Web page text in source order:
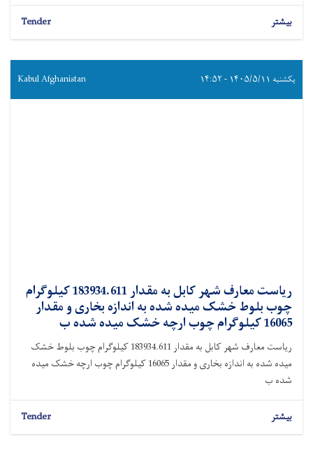
بیشتر Tender
یکشنبه ۱۴۰۵/۵/۱۱ - ۱۴:۵۲ Kabul Afghanistan
ریاست معارف شهر کابل به مقدار 183934.611 کیلوگرام
چوب بلوط خشک میده شده به اندازه بخاری و مقدار
16065 کیلوگرام چوب ارچه خشک میده شده ب
ریاست معارف شهر کابل به مقدار 183934.611 کیلوگرام چوب بلوط خشک
میده شده به اندازه بخاری و مقدار 16065 کیلوگرام چوب ارچه خشک میده
شده ب
بیشتر Tender